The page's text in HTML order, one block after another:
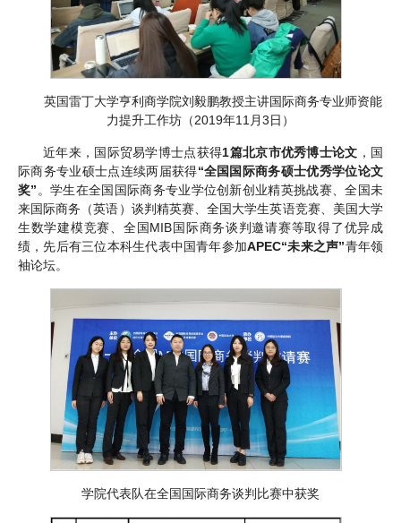
英国雷丁大学亨利商学院刘毅鹏教授主讲国际商务专业师资能
力提升工作坊（2019年11月3日）
近年来，国际贸易学博士点获得1篇北京市优秀博士论文 ，国
际商务专业硕士点连续两届获得“全国国际商务硕士优秀学位论文
奖” 。学生在全国国际商务专业学位创新创业精英挑战赛、全国未
来国际商务（英语）谈判精英赛、全国大学生英语竞赛、美国大学
生数学建模竞赛、全国MIB国际商务谈判邀请赛等取得了优异成
绩，先后有三位本科生代表中国青年参加APEC“未来之声”青年领
袖论坛。
学院代表队在全国国际商务谈判比赛中获奖